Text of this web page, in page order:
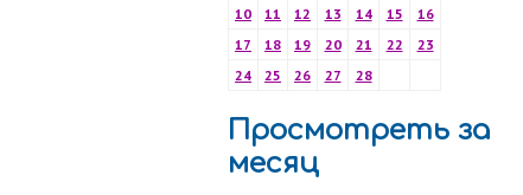
10
11 12 13 14 15
16
17
18 19 20 21 22
23
24
25 26 27 28
Просмотреть за
месяц